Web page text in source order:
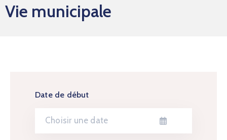
Mes
Vie municipale
Date de début